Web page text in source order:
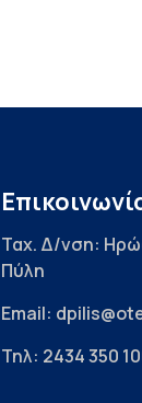
Ταχ. Δ/νση:
Πύλη
Email:
Τηλ: 2434 350